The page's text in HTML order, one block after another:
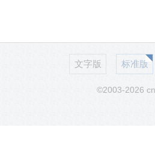
文字版 标准版
©2003-2026